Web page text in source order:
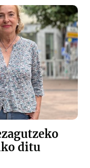
ditu